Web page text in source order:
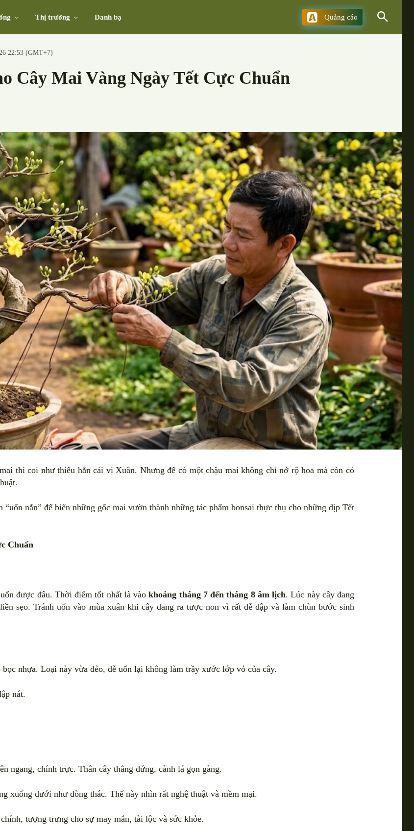
Thị trường Danh bạ Quảng cáo
22:53 (GMT+7)
Cây Mai Vàng Ngày Tết Cực Chuẩn
thì coi như thiếu hẳn cái vị Xuân. Nhưng để có một chậu mai không chỉ nở rộ hoa mà còn có
“uốn nắn” để biến những gốc mai vườn thành những tác phẩm bonsai thực thụ cho những dịp Tết
Chuẩn
được đâu. Thời điểm tốt nhất là vàokhoảng tháng 7 đến tháng 8 âm lịch. Lúc này cây đang
sẹo. Tránh uốn vào mùa xuân khi cây đang ra tược non vì rất dễ dập và làm chùn bước sinh
nhựa. Loại này vừa dẻo, dễ uốn lại không làm trầy xước lớp vỏ của cây.
nát.
ngang, chính trực. Thân cây thẳng đứng, cành lá gọn gàng.
xuống dưới như dòng thác. Thế này nhìn rất nghệ thuật và mềm mại.
tượng trưng cho sự may mắn, tài lộc và sức khỏe.